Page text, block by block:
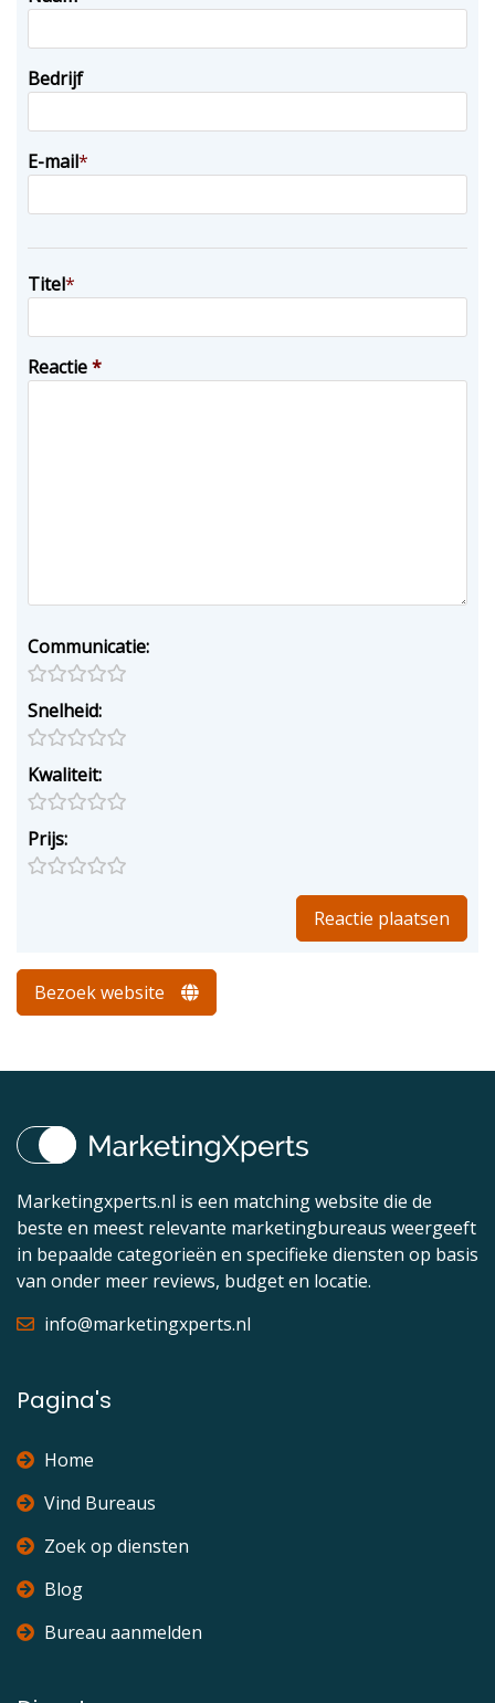
Bedrijf
E-mail*
Titel*
Reactie*
Communicatie:
Snelheid:
Kwaliteit:
Prijs:
Bezoek website
Marketingxperts.nl is een matching website die de
beste en meest relevante marketingbureaus weergeeft
in bepaalde categorieën en specifieke diensten op basis
van onder meer reviews, budget en locatie.
info@marketingxperts.nl
Pagina's
Home
Vind Bureaus
Zoek op diensten
Blog
Bureau aanmelden